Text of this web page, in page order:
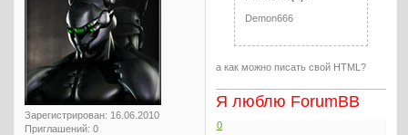
Зарегистрирован: 16.06.2010
Приглашений: 0
Demon666
а как можно писать свой HTML?
Я люблю ForumBB
0